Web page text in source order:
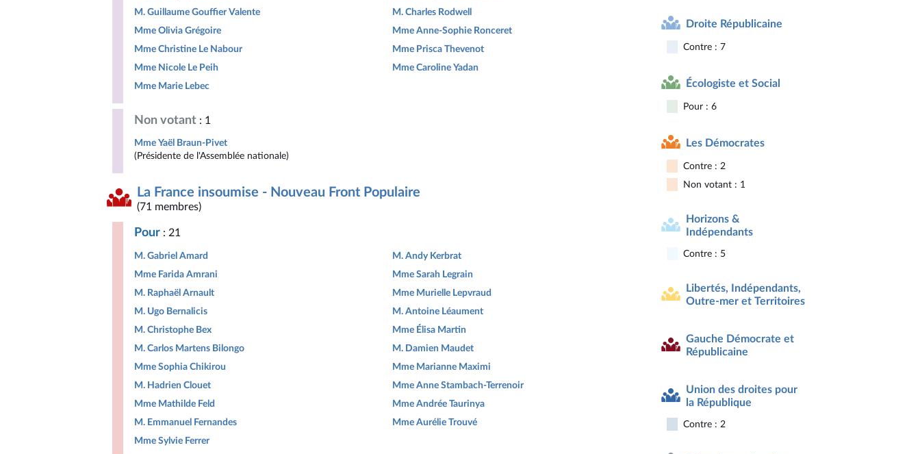
M. Guillaume Gouffier Valente
Mme Olivia Grégoire
Mme Christine Le Nabour
Mme Nicole Le Peih
Mme Marie Lebec
M. Charles Rodwell
Mme Anne-Sophie Ronceret
Mme Prisca Thevenot
Mme Caroline Yadan
Non votant : 1
Mme Yaël Braun-Pivet
(Présidente de l'Assemblée nationale)
La France insoumise - Nouveau Front Populaire
(71 membres)
Pour : 21
M. Gabriel Amard
Mme Farida Amrani
M. Raphaël Arnault
M. Ugo Bernalicis
M. Christophe Bex
M. Carlos Martens Bilongo
Mme Sophia Chikirou
M. Hadrien Clouet
Mme Mathilde Feld
M. Emmanuel Fernandes
Mme Sylvie Ferrer
M. Andy Kerbrat
Mme Sarah Legrain
Mme Murielle Lepvraud
M. Antoine Léaument
Mme Élisa Martin
M. Damien Maudet
Mme Marianne Maximi
Mme Anne Stambach-Terrenoir
Mme Andrée Taurinya
Mme Aurélie Trouvé
Droite Républicaine
Contre : 7
Écologiste et Social
Pour : 6
Les Démocrates
Contre : 2
Non votant : 1
Horizons &
Indépendants
Contre : 5
Libertés, Indépendants,
Outre-mer et Territoires
Gauche Démocrate et
Républicaine
Union des droites pour
la République
Contre : 2